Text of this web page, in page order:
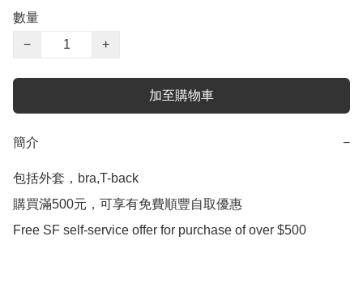
數量
−
+
加至購物車
簡介 −
包括外套，bra,T-back
購買滿500元，可享有免費順豐自取優惠
Free SF self-service offer for purchase of over $500